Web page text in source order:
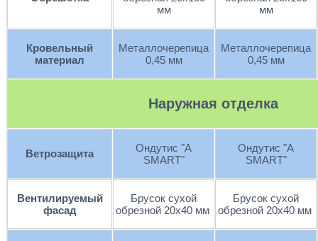
мм
мм
Кровельный
материал
Металлочерепица
0,45 мм
Металлочерепица
0,45 мм
Наружная отделка
Ветрозащита
Ондутис "А
SMART"
Ондутис "А
SMART"
Вентилируемый
фасад
Брусок сухой
обрезной 20х40 мм
Брусок сухой
обрезной 20х40 мм